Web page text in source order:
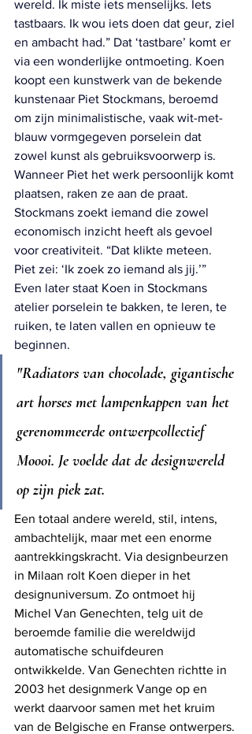
wereld. Ik miste iets menselijks. Iets
tastbaars. Ik wou iets doen dat geur, ziel
en ambacht had.” Dat ‘tastbare’ komt er
via een wonderlijke ontmoeting. Koen
koopt een kunstwerk van de bekende
kunstenaar Piet Stockmans, beroemd
om zijn minimalistische, vaak wit-met-
blauw vormgegeven porselein dat
zowel kunst als gebruiksvoorwerp is.
Wanneer Piet het werk persoonlijk komt
plaatsen, raken ze aan de praat.
Stockmans zoekt iemand die zowel
economisch inzicht heeft als gevoel
voor creativiteit. “Dat klikte meteen.
Piet zei: ‘Ik zoek zo iemand als jij.’”
Even later staat Koen in Stockmans
atelier porselein te bakken, te leren, te
ruiken, te laten vallen en opnieuw te
beginnen.
"Radiators van chocolade, gigantische
art horses met lampenkappen van het
gerenommeerde ontwerpcollectief
Moooi. Je voelde dat de designwereld
op zijn piek zat.
Een totaal andere wereld, stil, intens,
ambachtelijk, maar met een enorme
aantrekkingskracht. Via designbeurzen
in Milaan rolt Koen dieper in het
designuniversum. Zo ontmoet hij
Michel Van Genechten, telg uit de
beroemde familie die wereldwijd
automatische schuifdeuren
ontwikkelde. Van Genechten richtte in
2003 het designmerk Vange op en
werkt daarvoor samen met het kruim
van de Belgische en Franse ontwerpers.